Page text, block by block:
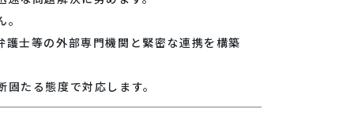
士等の外部専門機関と緊密な連携を構築
たる態度で対応します。